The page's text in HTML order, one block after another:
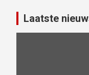
Laatste